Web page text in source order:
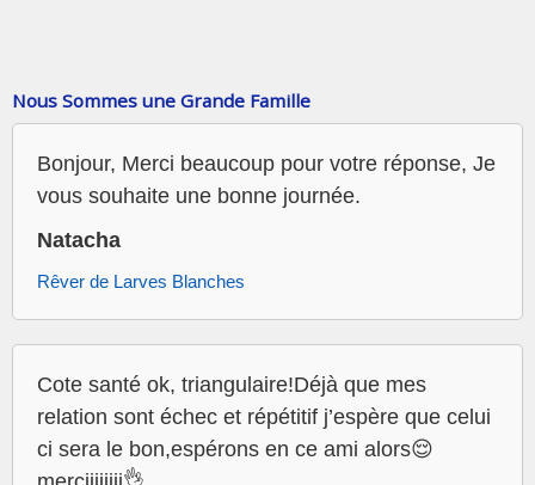
Nous Sommes une Grande Famille
Bonjour, Merci beaucoup pour votre réponse, Je
vous souhaite une bonne journée.
Natacha
Rêver de Larves Blanches
Cote santé ok, triangulaire!Déjà que mes
relation sont échec et répétitif j’espère que celui
ci sera le bon,espérons en ce ami alors😌